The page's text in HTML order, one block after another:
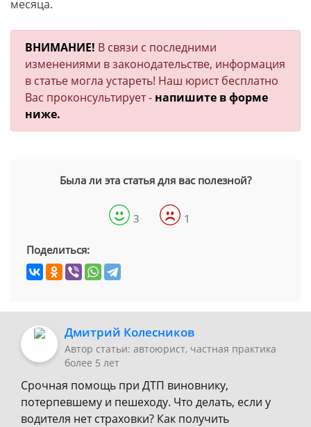
месяца.
ВНИМАНИЕ! В связи с последними
изменениями в законодательстве, информация
в статье могла устареть! Наш юрист бесплатно
Вас проконсультирует - напишите в форме
ниже.
Была ли эта статья для вас полезной?
3 1
Поделиться:
Дмитрий Колесников
Автор статьи: автоюрист, частная практика
более 5 лет
Срочная помощь при ДТП виновнику,
потерпевшему и пешеходу. Что делать, если у
водителя нет страховки? Как получить